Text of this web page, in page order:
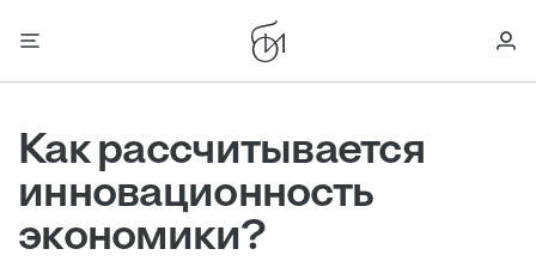
Как рассчитывается
инновационность
экономики?